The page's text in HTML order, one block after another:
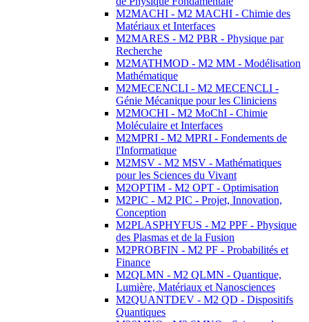
M2MACHI - M2 MACHI - Chimie des
Matériaux et Interfaces
M2MARES - M2 PBR - Physique par
Recherche
M2MATHMOD - M2 MM - Modélisation
Mathématique
M2MECENCLI - M2 MECENCLI -
Génie Mécanique pour les Cliniciens
M2MOCHI - M2 MoChI - Chimie
Moléculaire et Interfaces
M2MPRI - M2 MPRI - Fondements de
l'Informatique
M2MSV - M2 MSV - Mathématiques
pour les Sciences du Vivant
M2OPTIM - M2 OPT - Optimisation
M2PIC - M2 PIC - Projet, Innovation,
Conception
M2PLASPHYFUS - M2 PPF - Physique
des Plasmas et de la Fusion
M2PROBFIN - M2 PF - Probabilités et
Finance
M2QLMN - M2 QLMN - Quantique,
Lumière, Matériaux et Nanosciences
M2QUANTDEV - M2 QD - Dispositifs
Quantiques